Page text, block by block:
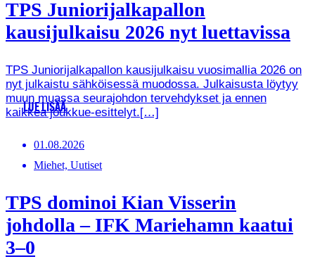
TPS Juniorijalkapallon
kausijulkaisu 2026 nyt luettavissa
TPS Juniorijalkapallon kausijulkaisu vuosimallia 2026 on
nyt julkaistu sähköisessä muodossa. Julkaisusta löytyy
muun muassa seurajohdon tervehdykset ja ennen
kaikkea joukkue-esittelyt.[…]
LUE LISÄÄ
01.08.2026
Miehet, Uutiset
TPS dominoi Kian Visserin
johdolla – IFK Mariehamn kaatui
3–0